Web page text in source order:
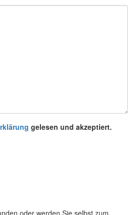
gelesen und akzeptiert.
oder werden Sie selbst zum